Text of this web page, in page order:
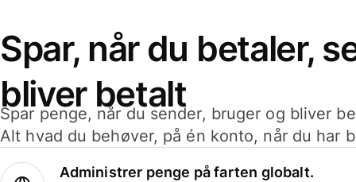
Spar, når du betaler,
bliver betalt
Spar penge, når du sender, bruger og bliver
Alt hvad du behøver, på én konto, når du har
Administrer penge på farten globalt.